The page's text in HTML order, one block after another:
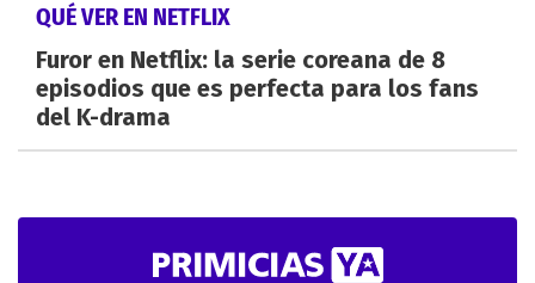
QUÉ VER EN NETFLIX
Furor en Netflix: la serie coreana de 8
episodios que es perfecta para los fans
del K-drama